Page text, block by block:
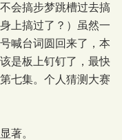
会搞步梦跳槽过去搞
上搞过了？）虽然一
喊台词圆回来了，本
是板上钉钉了，最快
七集。个人猜测大赛
著。